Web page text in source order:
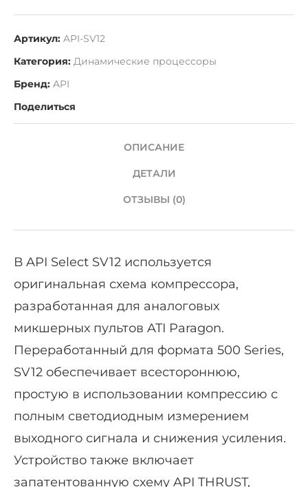
Артикул: API-SV12
Категория: Динамические процессоры
Бренд: API
Поделиться
ОПИСАНИЕ
ДЕТАЛИ
ОТЗЫВЫ (0)
В API Select SV12 используется
оригинальная схема компрессора,
разработанная для аналоговых
микшерных пультов ATI Paragon.
Переработанный для формата 500 Series,
SV12 обеспечивает всестороннюю,
простую в использовании компрессию с
полным светодиодным измерением
выходного сигнала и снижения усиления.
Устройство также включает
запатентованную схему API THRUST,